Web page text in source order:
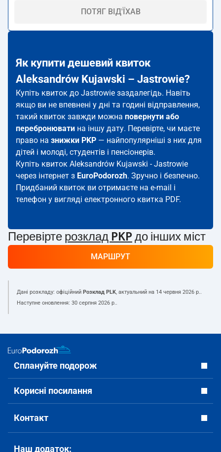
ПОТЯГ ВІД'ЇХАВ
Як купити дешевий квиток
Aleksandrów Kujawski – Jastrowie?
Купіть квиток до Jastrowie заздалегідь. Навіть
якщо ви не впевнені у дні та годині відправлення,
такий квиток завжди можна повернути або
перебронювати на іншу дату. Перевірте, чи маєте
право на знижки PKP — найпопулярніші з них для
дітей і молоді, студентів і пенсіонерів.
Купіть квиток Aleksandrów Kujawski - Jastrowie
через інтернет з EuroPodorozh. Зручно і безпечно.
Придбаний квиток ви отримаєте на e-mail і
телефон у вигляді електронного квитка PDF.
Перевірте розклад PKP до інших міст
МАРШРУТ
Дані розкладу: офіційний Розклад PLK, актуальний на 14 червня 2026 р..
Наступне оновлення: 30 серпня 2026 р..
Сплануйте подорож
Корисні посилання
Контакт
Наш додаток: